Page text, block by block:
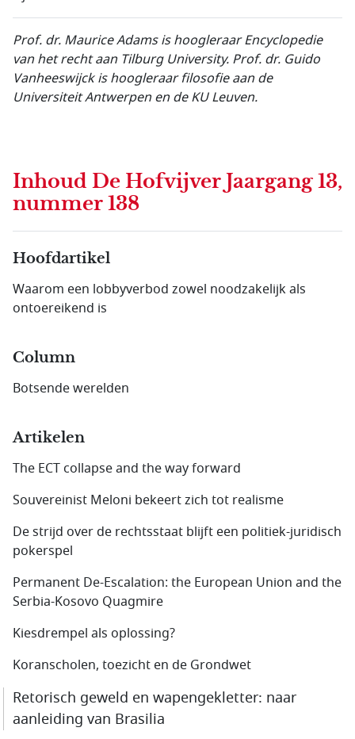
Prof. dr. Maurice Adams is hoogleraar Encyclopedie
van het recht aan Tilburg University. Prof. dr. Guido
Vanheeswijck is hoogleraar filosofie aan de
Universiteit Antwerpen en de KU Leuven.
Inhoud De Hofvijver Jaargang 13,
nummer 138
Hoofdartikel
Waarom een lobbyverbod zowel noodzakelijk als
ontoereikend is
Column
Botsende werelden
Artikelen
The ECT collapse and the way forward
Souvereinist Meloni bekeert zich tot realisme
De strijd over de rechtsstaat blijft een politiek-juridisch
pokerspel
Permanent De-Escalation: the European Union and the
Serbia-Kosovo Quagmire
Kiesdrempel als oplossing?
Koranscholen, toezicht en de Grondwet
Retorisch geweld en wapengekletter: naar
aanleiding van Brasilia